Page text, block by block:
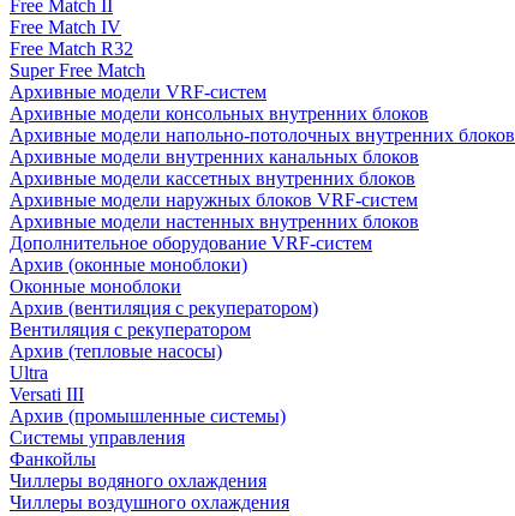
Free Match II
Free Match IV
Free Match R32
Super Free Match
Архивные модели VRF-систем
Архивные модели консольных внутренних блоков
Архивные модели напольно-потолочных внутренних блоков
Архивные модели внутренних канальных блоков
Архивные модели кассетных внутренних блоков
Архивные модели наружных блоков VRF-систем
Архивные модели настенных внутренних блоков
Дополнительное оборудование VRF-систем
Архив (оконные моноблоки)
Оконные моноблоки
Архив (вентиляция с рекуператором)
Вентиляция с рекуператором
Архив (тепловые насосы)
Ultra
Versati III
Архив (промышленные системы)
Системы управления
Фанкойлы
Чиллеры водяного охлаждения
Чиллеры воздушного охлаждения